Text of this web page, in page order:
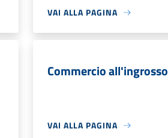
VAI ALLA PAGINA
Commercio all'ingrosso
VAI ALLA PAGINA